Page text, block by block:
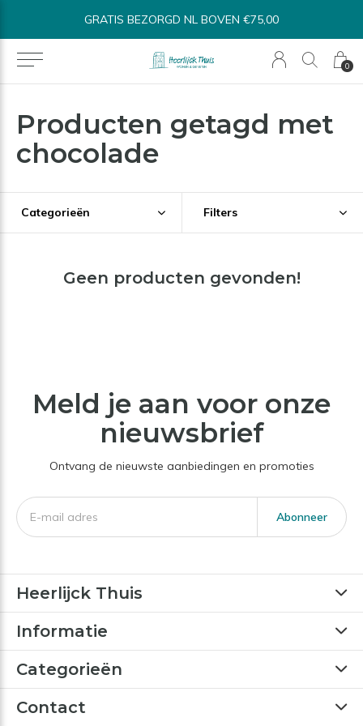
0
GRATIS BEZORGD NL BOVEN €75,00
Producten getagd met
chocolade
Categorieën Filters
Geen producten gevonden!
Meld je aan voor onze
nieuwsbrief
Ontvang de nieuwste aanbiedingen en promoties
Abonneer
Heerlijck Thuis
Informatie
Categorieën
Contact